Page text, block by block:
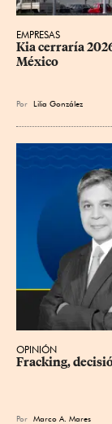
EMPRESAS
Kia cerraría
México
Por Lilia González
OPINIÓN
Fracking,
Por Marco A. Mares